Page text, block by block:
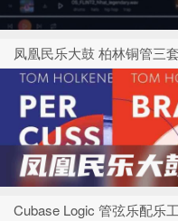
凤凰民乐大鼓 柏林铜管三
Cubase Logic 管弦乐配乐